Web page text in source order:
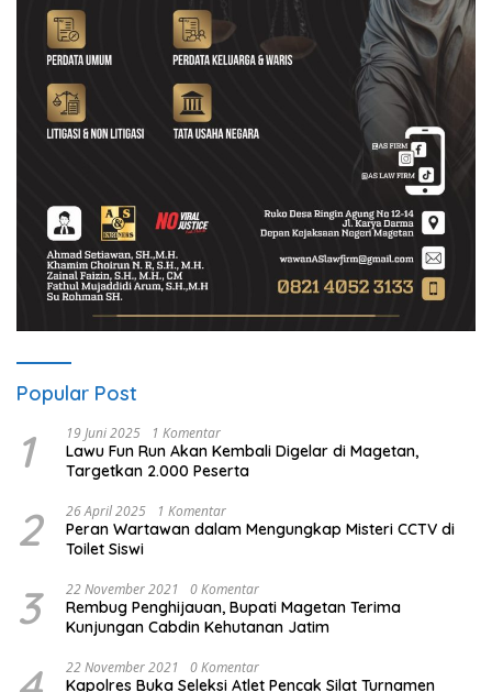
Popular Post
1 19 Juni 2025 1 Komentar
Lawu Fun Run Akan Kembali Digelar di Magetan,
Targetkan 2.000 Peserta
2 26 April 2025 1 Komentar
Peran Wartawan dalam Mengungkap Misteri CCTV di
Toilet Siswi
3 22 November 2021 0 Komentar
Rembug Penghijauan, Bupati Magetan Terima
Kunjungan Cabdin Kehutanan Jatim
22 November 2021 0 Komentar
Kapolres Buka Seleksi Atlet Pencak Silat Turnamen